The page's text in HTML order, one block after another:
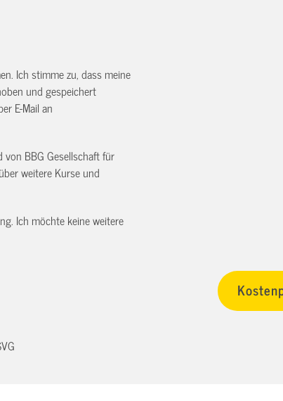
Ich stimme zu, dass meine
und gespeichert
E-Mail an
BBG Gesellschaft für
weitere Kurse und
Ich möchte keine weitere